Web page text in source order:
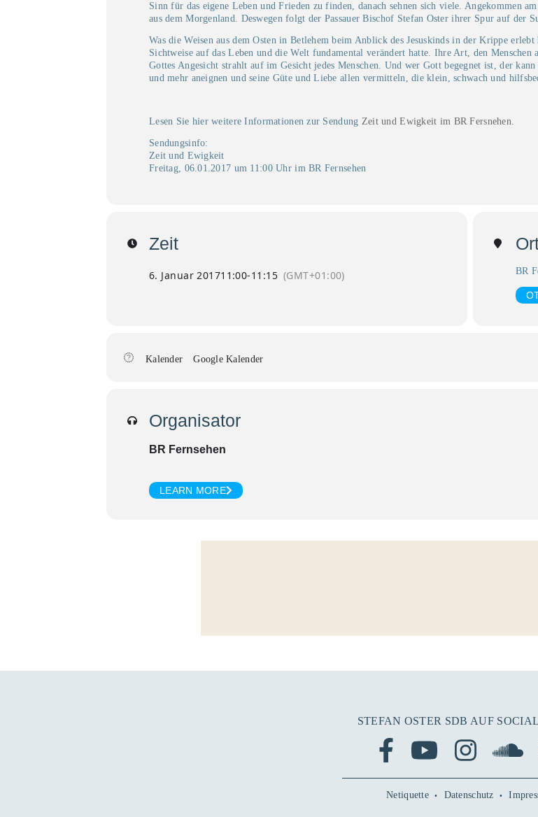
Sinn für das eigene Leben und Frieden zu finden, danach sehnen sich viele. Angekommen
aus dem Morgenland. Deswegen folgt der Passauer Bischof Stefan Oster ihrer Spur auf der
Was die Weisen aus dem Osten in Betlehem beim Anblick des Jesuskinds in der Krippe
Sichtweise auf das Leben und die Welt fundamental verändert hatte. Ihre Art, den
Gottes Angesicht strahlt auf im Gesicht jedes Menschen. Und wer Gott begegnet ist, der
und mehr aneignen und seine Güte und Liebe allen vermitteln, die klein, schwach und
Lesen Sie hier weitere Informationen zur Sendung Zeit und Ewigkeit im BR Fersnehen.
Sendungsinfo:
Zeit und Ewigkeit
Freitag, 06.01.2017 um 11:00 Uhr imBR Fernsehen
Zeit
6. Januar 201711:00-11:15 (GMT+01:00) BR
Kalender Google Kalender
Organisator
BR Fernsehen
LEARN MORE
STEFAN OSTER SDB AUF
Netiquette Datenschutz